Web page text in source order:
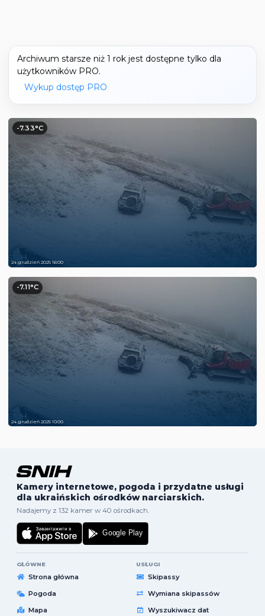
Archiwum starsze niż 1 rok jest dostępne tylko dla
użytkowników PRO.
Wykup dostęp PRO
-7.33°C
24 grudzień 2025 16:00
-7.11°C
24 grudzień 2025 10:00
Kamery internetowe, pogoda i przydatne usługi
dla ukraińskich ośrodków narciarskich.
Nadajemy z 132 kamer w 40 ośrodkach.
GŁÓWNE
Strona główna
Pogoda
Mapa
USŁUGI
Skipassy
Wymiana skipassów
Wyszukiwacz dat